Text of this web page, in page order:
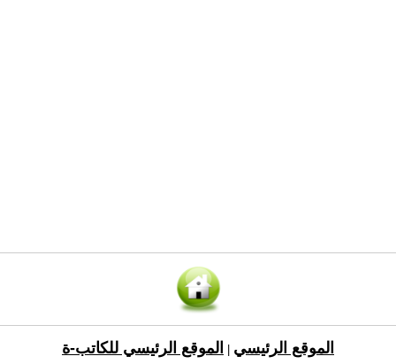
الموقع الرئيسي الموقع الرئيسي للكاتب-ة